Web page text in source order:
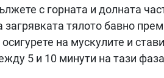
с горната и долната
тялото бавно
на мускулите и
5 и 10 минути на тази